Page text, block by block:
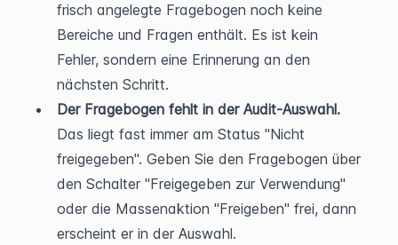
frisch angelegte Fragebogen noch keine
Bereiche und Fragen enthält. Es ist kein
Fehler, sondern eine Erinnerung an den
nächsten Schritt.
Der Fragebogen fehlt in der Audit-Auswahl.
Das liegt fast immer am Status "Nicht
freigegeben". Geben Sie den Fragebogen über
den Schalter "Freigegeben zur Verwendung"
oder die Massenaktion "Freigeben" frei, dann
erscheint er in der Auswahl.